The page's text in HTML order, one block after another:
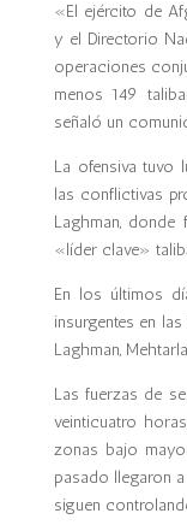
«El ejército de
y el Directorio
operaciones
menos 149
señaló un
La ofensiva tuvo
las conflictivas
Laghman, donde
«líder clave»
En los últimos
insurgentes en
Laghman,
Las fuerzas de
veinticuatro
zonas bajo
pasado llegaron
siguen